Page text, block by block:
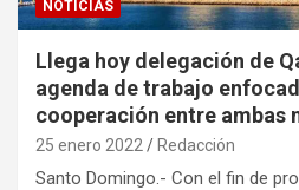
NOTICIAS
Llega hoy delegación de
agenda de trabajo
cooperación entre ambas
25 enero 2022 Redacción
Santo Domingo.- Con el fin de